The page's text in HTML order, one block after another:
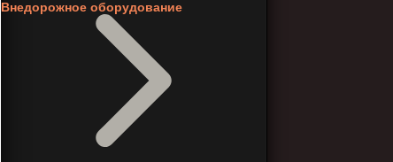
Внедорожное оборудование